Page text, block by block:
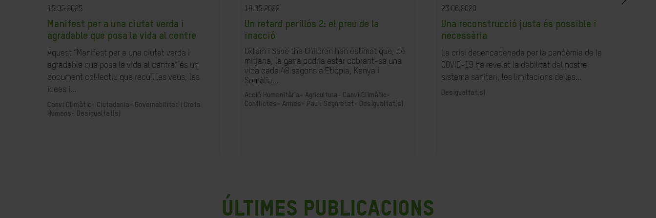
15.05.2025
Manifest per a una ciutat verda i
agradable que posa la vida al centre
Aquest “Manifest per a una ciutat verda i
agradable que posa la vida al centre” és un
document col·lectiu que recull les veus, les
idees i...
Canvi Climàtic- Ciutadania- Governabilitat i Drets
Humans- Desigualtat(s)
18.05.2022
Un retard perillós 2: el preu de la
inacció
Oxfam i Save the Children han estimat que, de
mitjana, la gana podria estar cobrant-se una
vida cada 48 segons a Etiòpia, Kenya i
Somàlia...
Acció Humanitària- Agricultura- Canvi Climàtic-
Conflictes- Armes- Pau i Seguretat- Desigualtat(s)
23.06.2020
Una reconstrucció justa és possible i
necessària
La crisi desencadenada per la pandèmia de la
COVID-19 ha revelat la debilitat del nostre
sistema sanitari, les limitacions de les...
Desigualtat(s)
últimes publicacions